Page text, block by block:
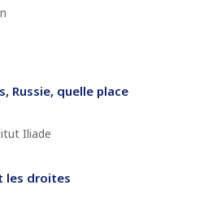
Russie, quelle place
Iliade
les droites